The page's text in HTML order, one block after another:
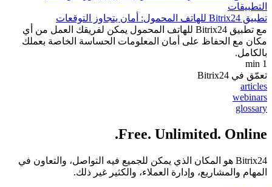
التطبيقات
تطبيق Bitrix24 للهاتف المحمول: أمان يتجاوز التوقعات
مع تطبيق Bitrix24 للهاتف المحمول يمكن لفريقك العمل من أي
مكان مع الحفاظ على أمان المعلومات الحساسة الخاصة بعملك
بالكامل.
1 min
تعمّق في Bitrix24
articles
webinars
glossary
Free. Unlimited. Online.
Bitrix24 هو المكان الذي يمكن للجميع فيه التواصل، والتعاون في
المهام والمشاريع، وإدارة العملاء، والكثير غير ذلك.